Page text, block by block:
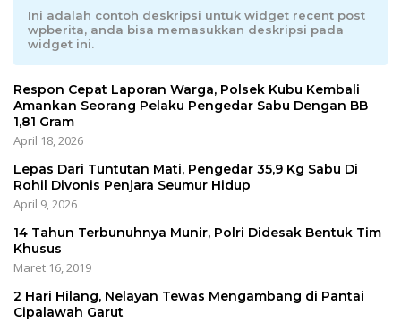
Ini adalah contoh deskripsi untuk widget recent post
wpberita, anda bisa memasukkan deskripsi pada
widget ini.
Respon Cepat Laporan Warga, Polsek Kubu Kembali
Amankan Seorang Pelaku Pengedar Sabu Dengan BB
1,81 Gram
April 18, 2026
Lepas Dari Tuntutan Mati, Pengedar 35,9 Kg Sabu Di
Rohil Divonis Penjara Seumur Hidup
April 9, 2026
14 Tahun Terbunuhnya Munir, Polri Didesak Bentuk Tim
Khusus
Maret 16, 2019
2 Hari Hilang, Nelayan Tewas Mengambang di Pantai
Cipalawah Garut